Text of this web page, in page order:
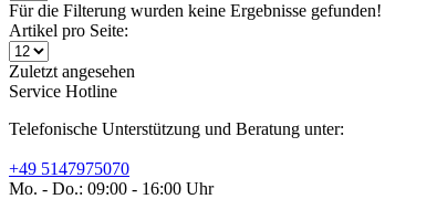
Für die Filterung wurden keine Ergebnisse gefunden!
Artikel pro Seite:
Zuletzt angesehen
Service Hotline
Telefonische Unterstützung und Beratung unter:
+49 5147975070
Mo. - Do.: 09:00 - 16:00 Uhr